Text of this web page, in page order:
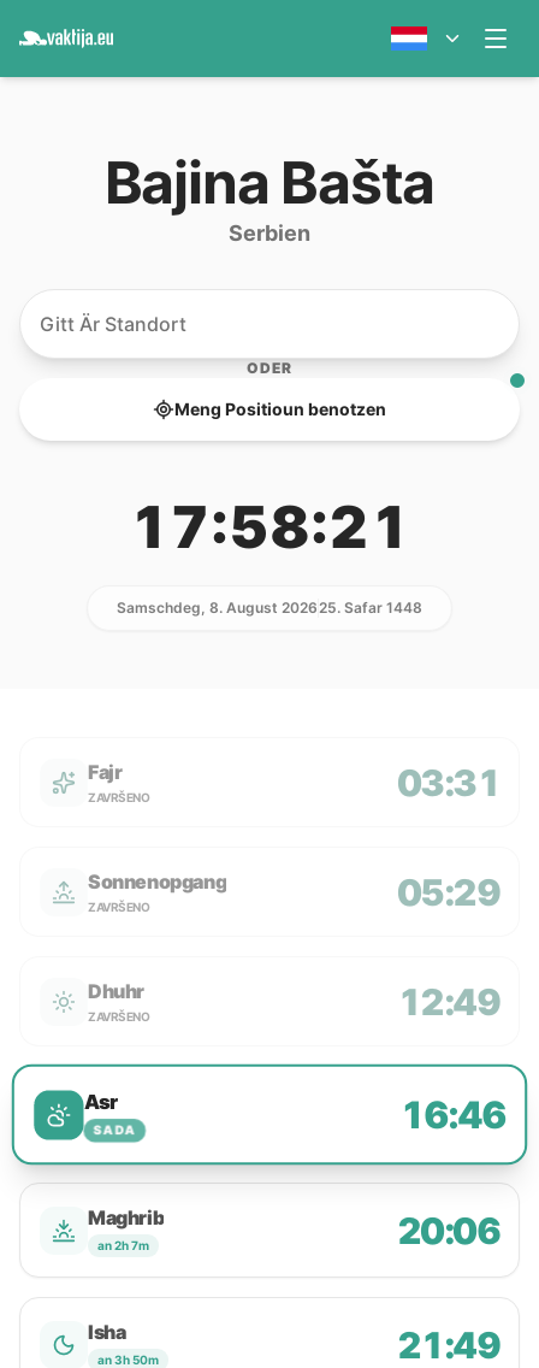
Bajina Bašta
Serbien
ODER
Meng Positioun benotzen
17:58:21
Samschdeg, 8. August 202625. Safar 1448
Fajr
ZAVRŠENO 03:31
Sonnenopgang
ZAVRŠENO 05:29
Dhuhr
ZAVRŠENO 12:49
Asr
SADA 16:46
Maghrib
an 2h 7m 20:06
Isha
an 3h 50m 21:49